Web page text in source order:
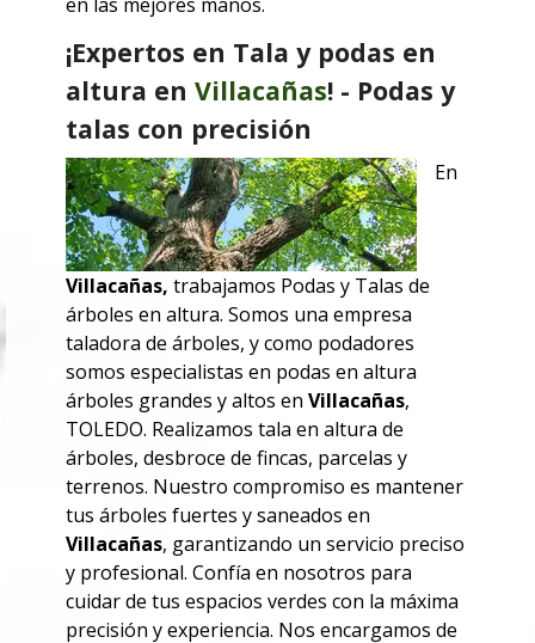
¡Expertos en Tala y podas en
altura en Villacañas! - Podas y
talas con precisión
En
Villacañas, trabajamos Podas y Talas de
árboles en altura. Somos una empresa
taladora de árboles, y como podadores
somos especialistas en podas en altura
árboles grandes y altos en Villacañas,
TOLEDO. Realizamos tala en altura de
árboles, desbroce de fincas, parcelas y
terrenos. Nuestro compromiso es mantener
tus árboles fuertes y saneados en
Villacañas, garantizando un servicio preciso
y profesional. Confía en nosotros para
cuidar de tus espacios verdes con la máxima
precisión y experiencia. Nos encargamos de